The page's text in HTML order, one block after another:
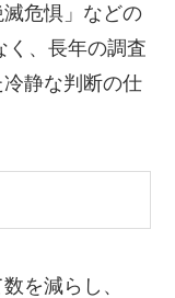
危惧」などの
く、長年の調査
静な判断の仕
を減らし、